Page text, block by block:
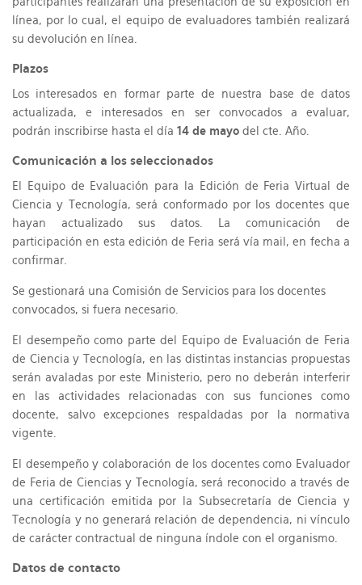
línea, por lo cual, el equipo de evaluadores también realizará
su devolución en línea.
Plazos
Los interesados en formar parte de nuestra base de datos
actualizada, e interesados en ser convocados a evaluar,
podrán inscribirse hasta el día 14 de mayo del cte. Año.
Comunicación a los seleccionados
El Equipo de Evaluación para la Edición de Feria Virtual de
Ciencia y Tecnología, será conformado por los docentes que
hayan actualizado sus datos. La comunicación de
participación en esta edición de Feria será vía mail, en fecha a
confirmar.
Se gestionará una Comisión de Servicios para los docentes
convocados, si fuera necesario.
El desempeño como parte del Equipo de Evaluación de Feria
de Ciencia y Tecnología, en las distintas instancias propuestas
serán avaladas por este Ministerio, pero no deberán interferir
en las actividades relacionadas con sus funciones como
docente, salvo excepciones respaldadas por la normativa
vigente.
El desempeño y colaboración de los docentes como Evaluador
de Feria de Ciencias y Tecnología, será reconocido a través de
una certificación emitida por la Subsecretaría de Ciencia y
Tecnología y no generará relación de dependencia, ni vínculo
de carácter contractual de ninguna índole con el organismo.
Datos de contacto